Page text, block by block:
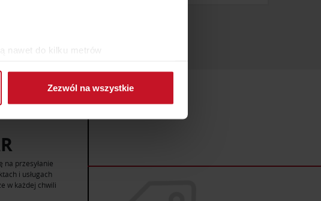
nawet do kilku metrów
własne preferencje w
społecznościowe i analizować
partnerom społecznościowym,
otrzymanymi od Ciebie lub
Zezwól na wszystkie
na przesyłanie
i usługach
w każdej chwili